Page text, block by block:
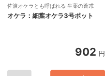
佐渡オケラとも呼ばれる 生薬の蒼朮
オケラ：細葉オケラ3号ポット
902 円